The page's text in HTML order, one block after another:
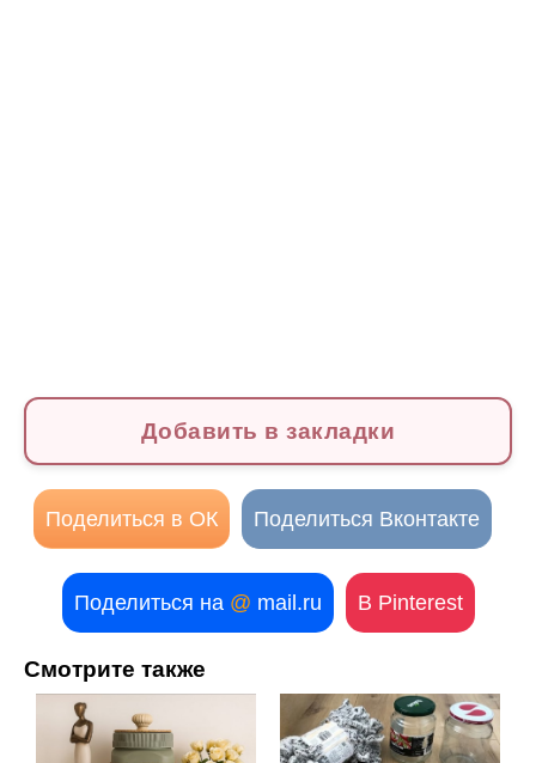
Добавить в закладки
Поделиться в ОК Поделиться Вконтакте
Поделиться на @ mail.ru В Pinterest
Смотрите также